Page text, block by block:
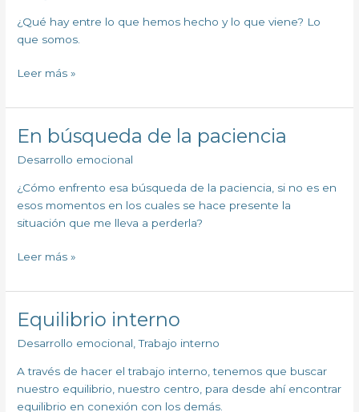
¿Qué hay entre lo que hemos hecho y lo que viene? Lo
que somos.
el
presente
Leer más »
En búsqueda de la paciencia
Desarrollo emocional
¿Cómo enfrento esa búsqueda de la paciencia, si no es en
esos momentos en los cuales se hace presente la
situación que me lleva a perderla?
En
de
la
paciencia
Leer más »
Equilibrio interno
Desarrollo emocional ,Trabajo interno
A través de hacer el trabajo interno, tenemos que buscar
nuestro equilibrio, nuestro centro, para desde ahí encontrar
equilibrio en conexión con los demás.
Equilibrio
interno